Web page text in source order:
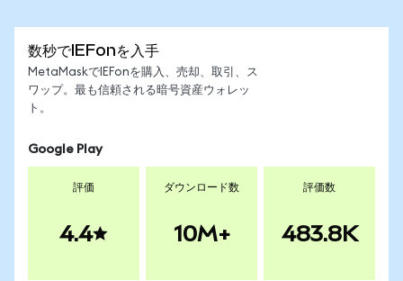
数秒でIEFonを入手
MetaMaskでIEFonを購入、売却、取引、ス
ワップ。最も信頼される暗号資産ウォレッ
ト。
Google Play
評価
4.4
ダウンロード数
10M+
評価数
483.8K